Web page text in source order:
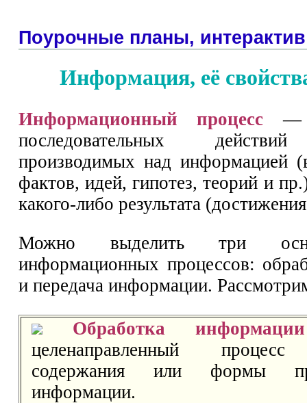
Поурочные планы, интерактив
Информация, её
Информационный процесс —
последовательных
производимых над информацией
фактов, идей, гипотез, теорий и
какого-либо результата
Можно выделить три
информационных процессов:
и передача информации.
Обработка информации
целенаправленный
содержания или формы
информации.